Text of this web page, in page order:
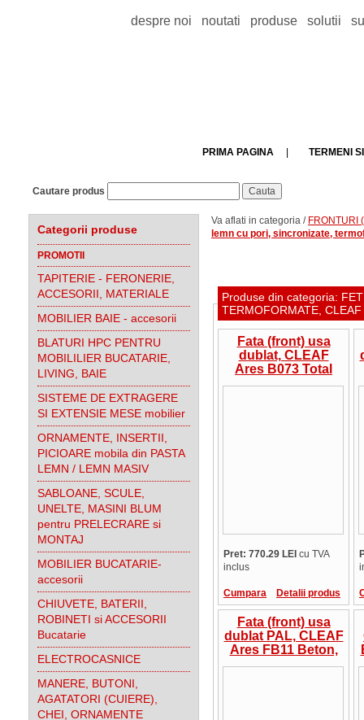
despre noi noutati produse solutii
PRIMA PAGINA TERMENI
Cautare produs
Categorii produse
PROMOTII
TAPITERIE - FERONERIE,
ACCESORII, MATERIALE
MOBILIER BAIE - accesorii
BLATURI HPC PENTRU
MOBILILIER BUCATARIE,
LIVING, BAIE
SISTEME DE EXTRAGERE
SI EXTENSIE MESE mobilier
ORNAMENTE, INSERTII,
PICIOARE mobila din PASTA
LEMN / LEMN MASIV
SABLOANE, SCULE,
UNELTE, MASINI BLUM
pentru PRELECRARE si
MONTAJ
MOBILIER BUCATARIE-
accesorii
CHIUVETE, BATERII,
ROBINETI si ACCESORII
Bucatarie
ELECTROCASNICE
MANERE, BUTONI,
AGATATORI (CUIERE),
CHEI, ORNAMENTE
Va aflati in categoria / FRONTURI
lemn cu pori, sincronizate,
Produse din categoria:
TERMOFORMATE, CLEAF
Fata (front) usa
dublat, CLEAF
Ares B073 Total
White, 36 mm, cant
Pret: 770.29 LEI cu TVA
inclus
Cumpara Detalii produs
Fata (front) usa
dublat PAL, CLEAF
Ares FB11 Beton,
36 mm, cant ABS la